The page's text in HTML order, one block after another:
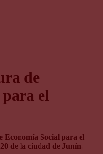
de
el
Economía Social para el
de la ciudad de Junín.